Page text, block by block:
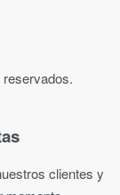
clientes y